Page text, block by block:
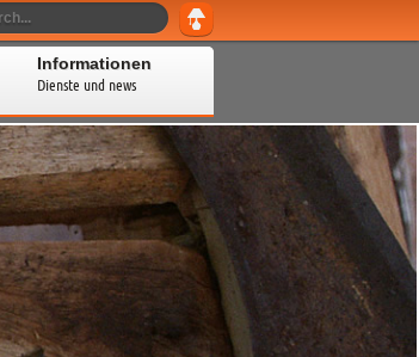
Informationen
Dienste und news